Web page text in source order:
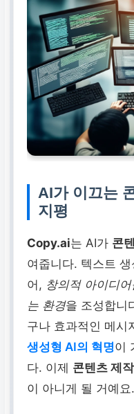
AI가 이끄는
지평
Copy.ai는 AI가 콘
여줍니다. 텍스트
어, 창의적 아이디
는 환경을 조성합니
구나 효과적인 메시
생성형 AI의 혁명이
다. 이제 콘텐츠 제작
이 아니게 될 거예요.